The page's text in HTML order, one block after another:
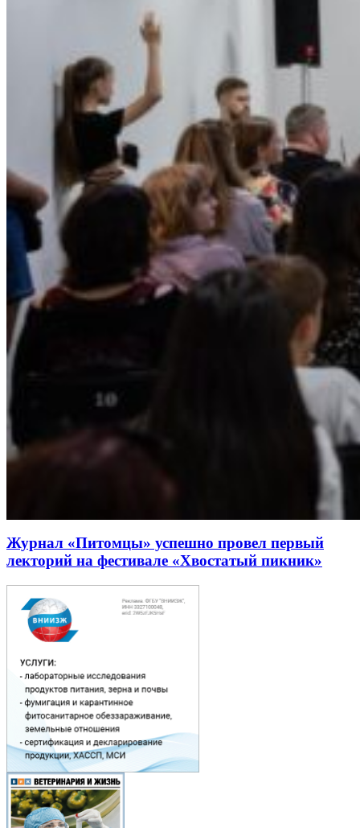
Журнал «Питомцы» успешно провел первый
лекторий на фестивале «Хвостатый пикник»